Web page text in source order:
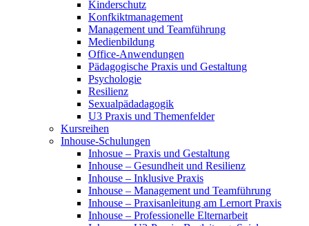
Kinderschutz
Konfkiktmanagement
Management und Teamführung
Medienbildung
Office-Anwendungen
Pädagogische Praxis und Gestaltung
Psychologie
Resilienz
Sexualpädadagogik
U3 Praxis und Themenfelder
Kursreihen
Inhouse-Schulungen
Inhosue – Praxis und Gestaltung
Inhouse – Gesundheit und Resilienz
Inhouse – Inklusive Praxis
Inhouse – Management und Teamführung
Inhouse – Praxisanleitung am Lernort Praxis
Inhouse – Professionelle Elternarbeit